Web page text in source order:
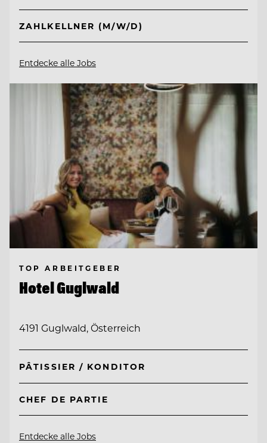
ZAHLKELLNER (M/W/D)
Entdecke alle Jobs
TOP ARBEITGEBER
Hotel Guglwald
4191 Guglwald, Österreich
PÂTISSIER / KONDITOR
CHEF DE PARTIE
Entdecke alle Jobs